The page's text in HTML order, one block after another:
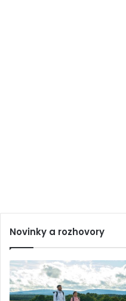
Novinky a rozhovory